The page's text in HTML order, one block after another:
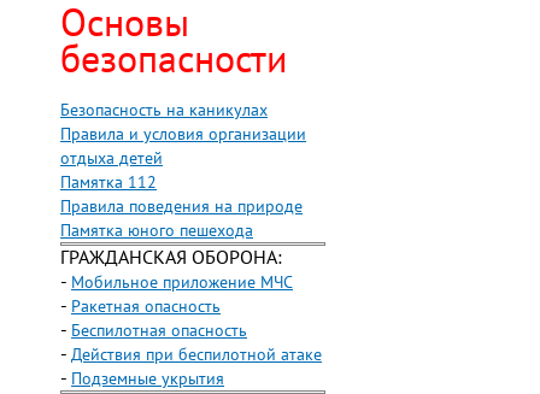
Основы
безопасности
Безопасность на каникулах
Правила и условия организации
отдыха детей
Памятка 112
Правила поведения на природе
Памятка юного пешехода
ГРАЖДАНСКАЯ ОБОРОНА:
- Мобильное приложение МЧС
- Ракетная опасность
- Беспилотная опасность
- Действия при беспилотной атаке
- Подземные укрытия